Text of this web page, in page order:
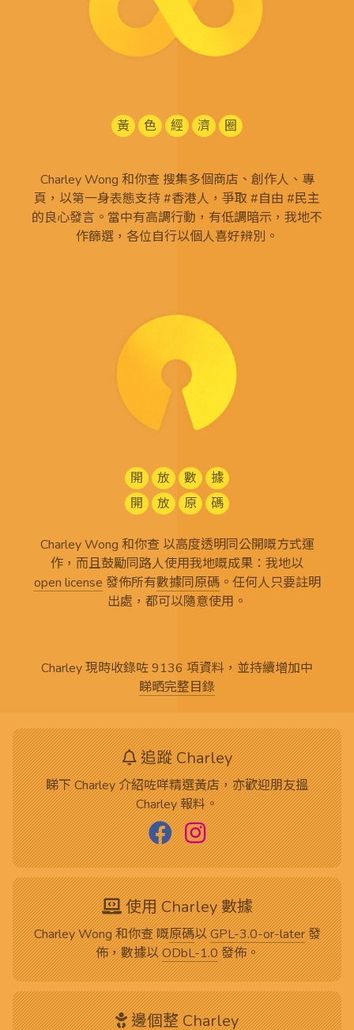
黃 色 經 濟 圈
Charley Wong 和你查 搜集多個商店、創作人、專
頁，以第一身表態支持 #香港人，爭取 #自由 #民主
的良心發言。當中有高調行動，有低調暗示，我地不
作篩選，各位自行以個人喜好辨別。
開 放 數
據
開
放 原 碼
Charley Wong 和你查 以高度透明同公開嘅方式運
作，而且鼓勵同路人使用我地嘅成果：我地以
open license 發佈所有數據同原碼。任何人只要註明
出處，都可以隨意使用。
Charley 現時收錄咗 9136 項資料，並持續增加中
睇晒完整目錄
追蹤 Charley
睇下 Charley 介紹咗咩精選黃店，亦歡迎朋友搵
Charley 報料。
使用 Charley 數據
Charley Wong 和你查 嘅原碼以GPL-3.0-or-later發
佈，數據以ODbL-1.0發佈。
邊個整 Charley